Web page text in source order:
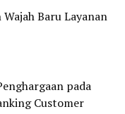
Baru Layanan
pada
Customer